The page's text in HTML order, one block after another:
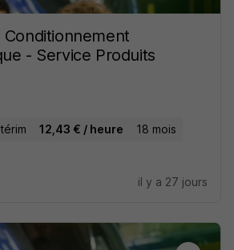
- Service Produits
12,43 € / heure 18 mois
il y a 27 jours